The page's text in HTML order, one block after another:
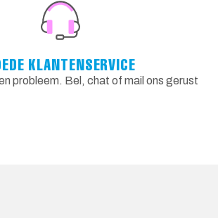
KLANTENSERVICE
probleem. Bel, chat of mail ons gerust